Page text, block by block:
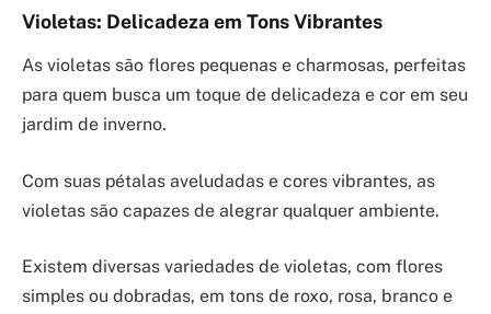
Violetas: Delicadeza em Tons Vibrantes
As violetas são flores pequenas e charmosas, perfeitas
para quem busca um toque de delicadeza e cor em seu
jardim de inverno.
Com suas pétalas aveludadas e cores vibrantes, as
violetas são capazes de alegrar qualquer ambiente.
Existem diversas variedades de violetas, com flores
simples ou dobradas, em tons de roxo, rosa, branco e